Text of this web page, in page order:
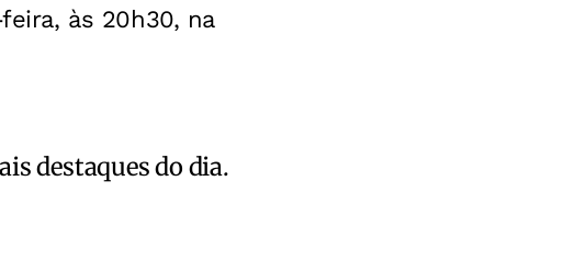
às 20h30, na
destaques do dia.